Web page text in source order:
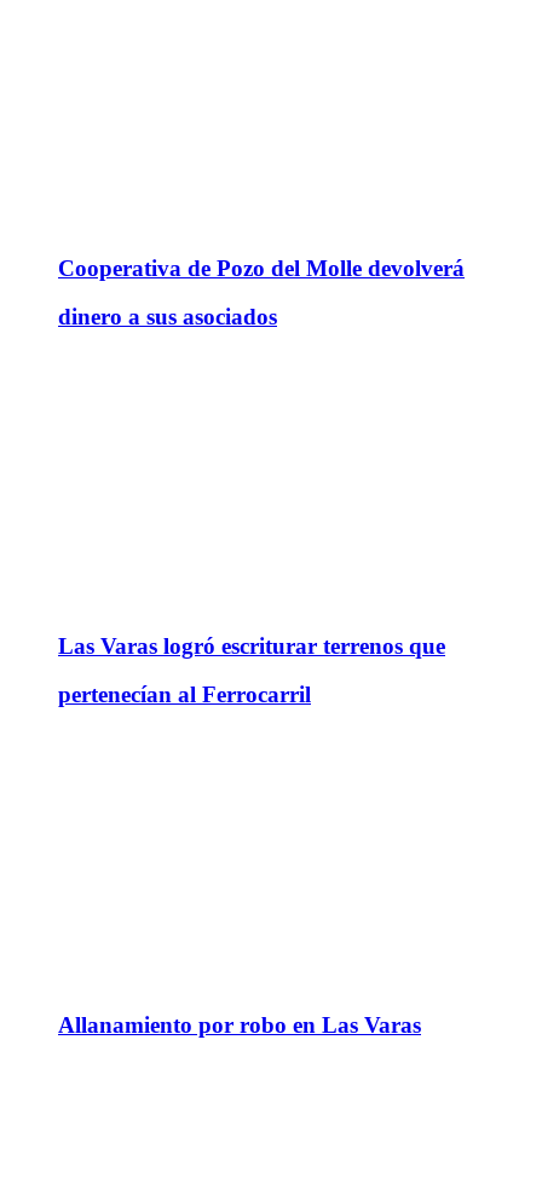
Cooperativa de Pozo del Molle devolverá
dinero a sus asociados
Las Varas logró escriturar terrenos que
pertenecían al Ferrocarril
Allanamiento por robo en Las Varas